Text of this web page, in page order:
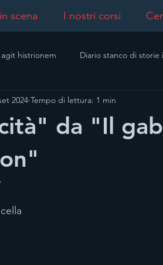
scena I nostri corsi
histrionem Diario stanco di storie
da "Il
2024 Tempo di lettura: 1 min